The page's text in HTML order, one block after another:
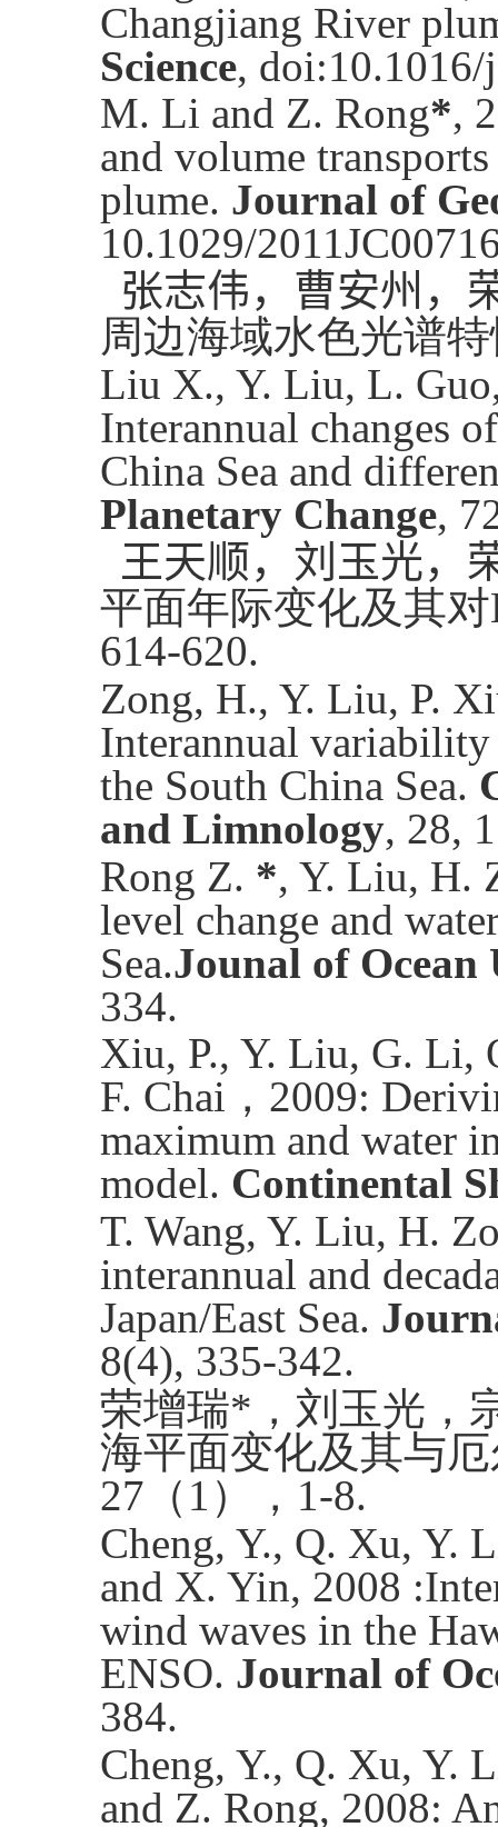
Changjiang River
Science, doi:10.1016/
M. Li and Z. Rong*,
and volume
plume. Journal of
10.1029/
张志伟，曹安州，
周边海域水色光谱
Liu X., Y. Liu, L.
Interannual changes
China Sea and
Planetary Change,
王天顺，刘玉光，
平面年际变化及其对
614-620.
Zong, H., Y. Liu, P.
Interannual
the South China Sea.
and Limnology, 28,
Rong Z. *, Y. Liu, H.
level change and
Sea.Jounal of
334.
Xiu, P., Y. Liu, G. Li,
F. Chai ， 2009:
maximum and water
model. Continental
T. Wang, Y. Liu, H.
interannual and
Japan/East Sea.
8(4), 335-342.
荣增瑞* ，刘玉光，
海平面变化及其与
27 （ 1 ）， 1-8.
Cheng, Y., Q. Xu, Y.
and X. Yin, 2008
wind waves in the
ENSO. Journal of
384.
Cheng, Y., Q. Xu, Y.
and Z. Rong, 2008: